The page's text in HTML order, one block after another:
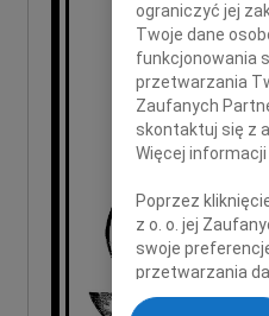
ograniczyć jej
Twoje dane
funkcjonowania
przetwarzania
Zaufanych
skontaktuj się z
Więcej
Poprzez
z o. o. jej
swoje
przetwarzania
„Ustawienia